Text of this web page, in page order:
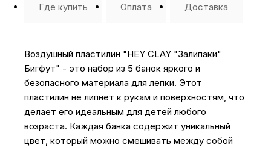
Где купить Оплата Доставка
Воздушный пластилин "HEY CLAY "Залипаки"
Бигфут" - это набор из 5 банок яркого и
безопасного материала для лепки. Этот
пластилин не липнет к рукам и поверхностям, что
делает его идеальным для детей любого
возраста. Каждая банка содержит уникальный
цвет, который можно смешивать между собой